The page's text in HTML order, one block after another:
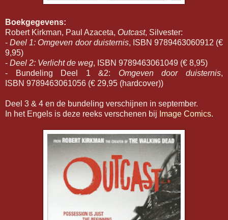
Boekgegevens:
Robert Kirkman, Paul Azaceta, Outcast, Silvester:
-Deel 1: Omgeven door duisternis, ISBN 9789463060912 (€
9,95)
- Deel 2: Verlicht de weg, ISBN 9789463061049 (€ 8,95)
- Bundeling Deel 1 &2: Omgeven door duisternis,
ISBN 9789463061056 (€ 29,95 (hardcover))
Deel 3 & 4 en de bundeling verschijnen in september.
In het Engels is deze reeks verschenen bij Image Comics.